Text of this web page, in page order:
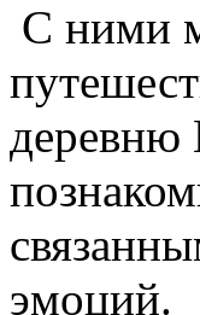
С ними
деревню
эмоций.